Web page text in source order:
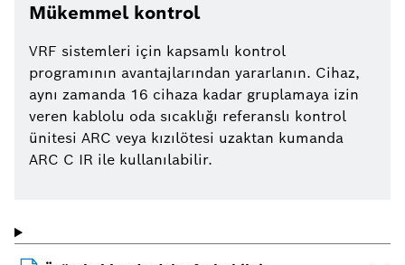
Mükemmel kontrol
VRF sistemleri için kapsamlı kontrol
programının avantajlarından yararlanın. Cihaz,
aynı zamanda 16 cihaza kadar gruplamaya izin
veren kablolu oda sıcaklığı referanslı kontrol
ünitesi ARC veya kızılötesi uzaktan kumanda
ARC C IR ile kullanılabilir.